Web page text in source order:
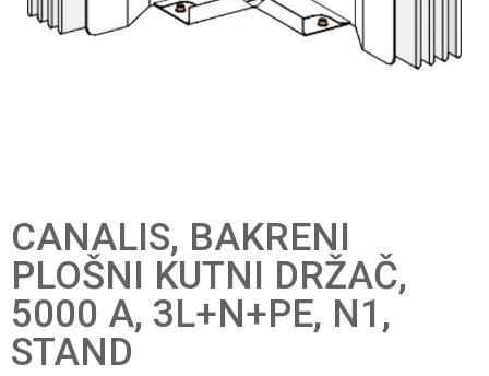
CANALIS, BAKRENI
PLOŠNI KUTNI DRŽAČ,
5000 A, 3L+N+PE, N1,
STAND